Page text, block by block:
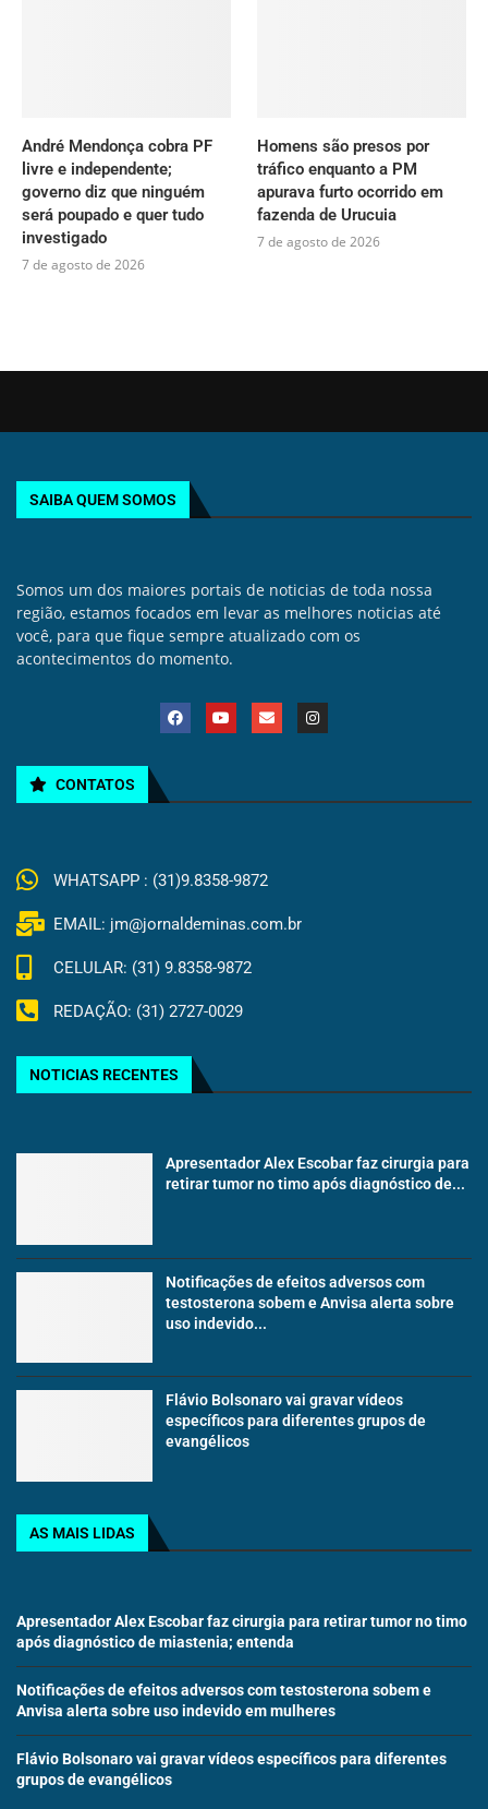
André Mendonça cobra PF
livre e independente;
governo diz que ninguém
será poupado e quer tudo
investigado
7 de agosto de 2026
Homens são presos por
tráfico enquanto a PM
apurava furto ocorrido em
fazenda de Urucuia
7 de agosto de 2026
SAIBA QUEM SOMOS
Somos um dos maiores portais de noticias de toda nossa
região, estamos focados em levar as melhores noticias até
você, para que fique sempre atualizado com os
acontecimentos do momento.
CONTATOS
WHATSAPP : (31)9.8358-9872
EMAIL: jm@jornaldeminas.com.br
CELULAR: (31) 9.8358-9872
REDAÇÃO: (31) 2727-0029
NOTICIAS RECENTES
Apresentador Alex Escobar faz cirurgia para
retirar tumor no timo após diagnóstico de...
Notificações de efeitos adversos com
testosterona sobem e Anvisa alerta sobre
uso indevido...
Flávio Bolsonaro vai gravar vídeos
específicos para diferentes grupos de
evangélicos
AS MAIS LIDAS
Apresentador Alex Escobar faz cirurgia para retirar tumor no timo
após diagnóstico de miastenia; entenda
Notificações de efeitos adversos com testosterona sobem e
Anvisa alerta sobre uso indevido em mulheres
Flávio Bolsonaro vai gravar vídeos específicos para diferentes
grupos de evangélicos